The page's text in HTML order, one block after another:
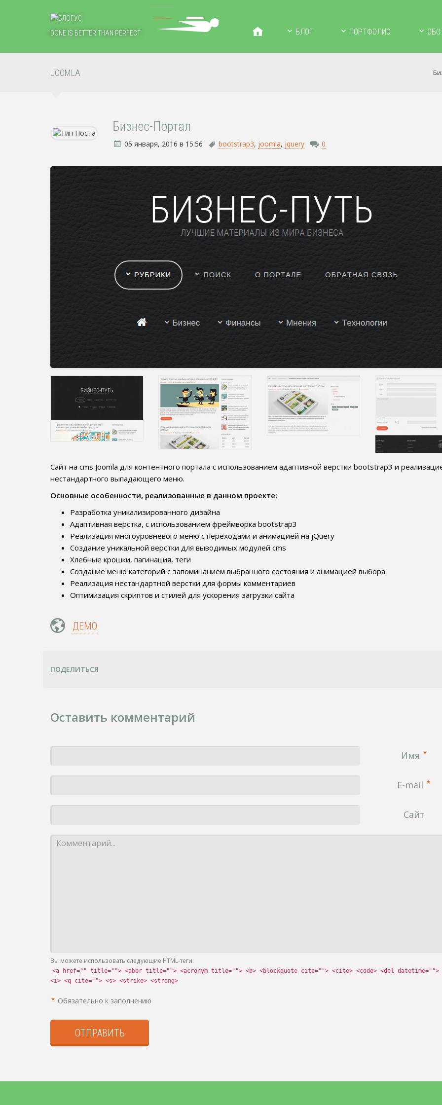
DONE IS BETTER THAN PERFECT БЛОГ ПОРТФОЛИО
JOOMLA
Бизнес-Портал
05 января, 2016 в 15:56 bootstrap3, joomla, jquery 0
Сайт на cms Joomla для контентного портала c использованием адаптивной верстки bootstrap3 и
нестандартного выпадающего меню.
Основные особенности, реализованные в данном проекте:
Разработка уникализированного дизайна
Адаптивная верстка, с использованием фреймворка bootstrap3
Реализация многоуровневого меню с переходами и анимацией на jQuery
Создание уникальной верстки для выводимых модулей cms
Хлебные крошки, пагинация, теги
Создание меню категорий с запоминанием выбранного состояния и анимацией выбора
Реализация нестандартной верстки для формы комментариев
Оптимизация скриптов и стилей для ускорения загрузки сайта
ДЕМО
ПОДЕЛИТЬСЯ
Оставить комментарий
Имя
E-mail
Сайт
Вы можете использовать следующие HTML-теги:
<a href="" title=""> <abbr title=""> <acronym title=""> <b> <blockquote cite=""> <cite> <code> <del datetime="">
<i> <q cite=""> <s> <strike> <strong>
Обязательно к заполнению
ОТПРАВИТЬ